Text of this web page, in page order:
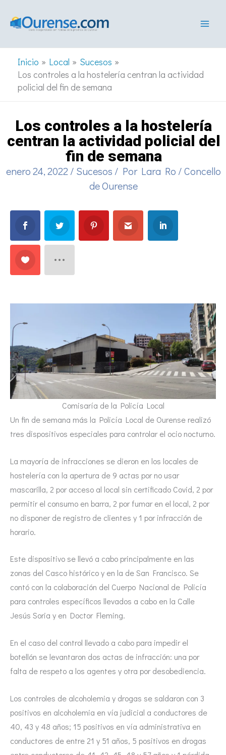
Inicio Local
Sucesos
Los controles a la hostelería centran la actividad
policial del fin de semana
Los controles a la hostelería
centran la actividad policial del
fin de semana
enero 24, 2022 / Sucesos / Por Lara Ro /Concello
de Ourense
Comisaría de la Policía Local
Un fin de semana más la Policía Local de Ourense realizó
tres dispositivos especiales para controlar el ocio nocturno.
La mayoría de infracciones se dieron en los locales de
hostelería con la apertura de 9 actas por no usar
mascarilla, 2 por acceso al local sin certificado Covid, 2 por
permitir el consumo en barra, 2 por fumar en el local, 2 por
no disponer de registro de clientes y 1 por infracción de
horario.
Este dispositivo se llevó a cabo principalmente en las
zonas del Casco histórico y en la de San Francisco. Se
contó con la colaboración del Cuerpo Nacional de Policía
para controles específicos llevados a cabo en la Calle
Jesús Soria y en Doctor Fleming.
En el caso del control llevado a cabo para impedir el
botellón se levantaron dos actas de infracción: una por
falta de respeto a los agentes y otra por desobediencia.
Los controles de alcoholemia y drogas se saldaron con 3
positivos en alcoholemia en vía judicial a conductores de
40, 43 y 48 años; 15 positivos en vía administrativa en
conductores de entre 21 y 51 años, 5 positivos en drogas